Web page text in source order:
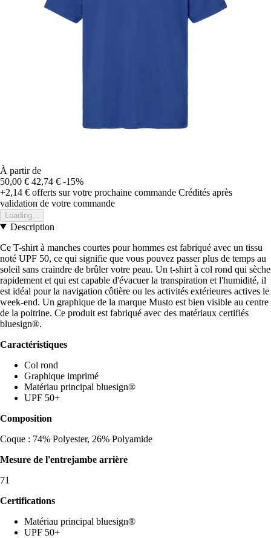
À partir de
50,00 € 42,74 € -15%
+2,14 € offerts sur votre prochaine commande Crédités après
validation de votre commande
Loading...
Description
Ce T-shirt à manches courtes pour hommes est fabriqué avec un tissu
noté UPF 50, ce qui signifie que vous pouvez passer plus de temps au
soleil sans craindre de brûler votre peau. Un t-shirt à col rond qui sèche
rapidement et qui est capable d'évacuer la transpiration et l'humidité, il
est idéal pour la navigation côtière ou les activités extérieures actives le
week-end. Un graphique de la marque Musto est bien visible au centre
de la poitrine. Ce produit est fabriqué avec des matériaux certifiés
bluesign®.
Caractéristiques
Col rond
Graphique imprimé
Matériau principal bluesign®
UPF 50+
Composition
Coque : 74% Polyester, 26% Polyamide
Mesure de l'entrejambe arrière
71
Certifications
Matériau principal bluesign®
UPF 50+